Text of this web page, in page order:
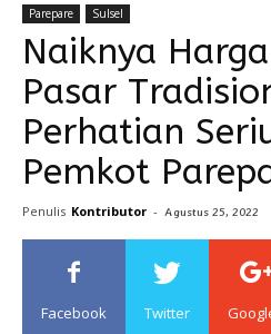
Parepare Sulsel
Naiknya
Pasar
Perhatian
Pemkot
Penulis Kontributor - Agustus 25, 2022
Facebook Twitter